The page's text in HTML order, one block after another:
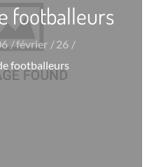
footballeurs
février
26
footballeurs